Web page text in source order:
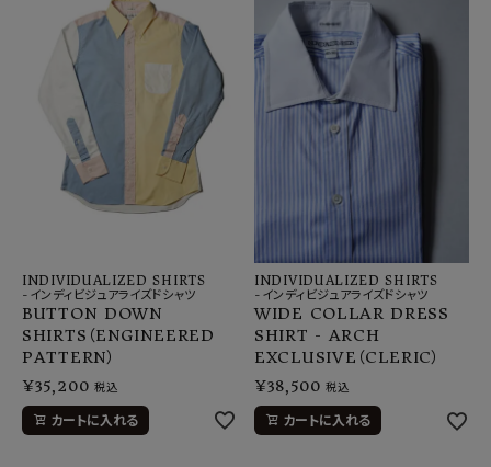
INDIVIDUALIZED SHIRTS
-インディビジュアライズドシャツ
BUTTON DOWN
SHIRTS（ENGINEERED
PATTERN）
¥35,200 税込
カートに入れる
INDIVIDUALIZED SHIRTS
-インディビジュアライズドシャツ
WIDE COLLAR DRESS
SHIRT - ARCH
EXCLUSIVE（CLERIC）
¥38,500 税込
カートに入れる